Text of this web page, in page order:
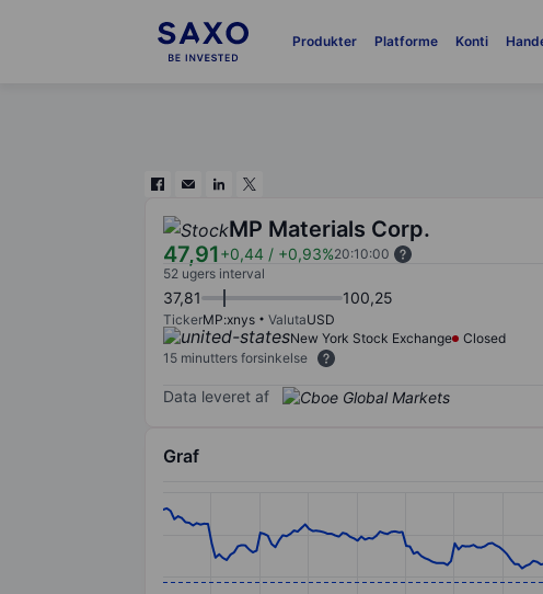
Produkter Platforme Konti
MP Materials Corp.
47,91+0,44 / +0,93%20:10:00
52 ugers interval
37,81 100,25
TickerMP:xnys ValutaUSD
New York Stock Exchange
Closed
15 minutters forsinkelse
Data leveret af
Graf
Line chart with 299 data points.
The chart has 1 X axis displaying categories.